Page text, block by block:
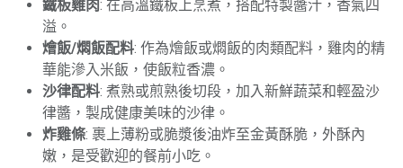
鐵板雞肉: 在高溫鐵板上烹煮，搭配特製醬汁，香氣四
溢。
燴飯/燜飯配料: 作為燴飯或燜飯的肉類配料，雞肉的精
華能滲入米飯，使飯粒香濃。
沙律配料: 煮熟或煎熟後切段，加入新鮮蔬菜和輕盈沙
律醬，製成健康美味的沙律。
炸雞條: 裹上薄粉或脆漿後油炸至金黃酥脆，外酥內
嫩，是受歡迎的餐前小吃。